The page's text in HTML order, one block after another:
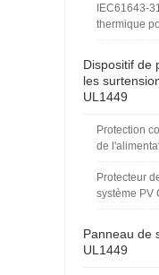
IEC61643-
thermique
Dispositif de
les
UL1449
Protection
de
Protecteur
système PV
Panneau de
UL1449